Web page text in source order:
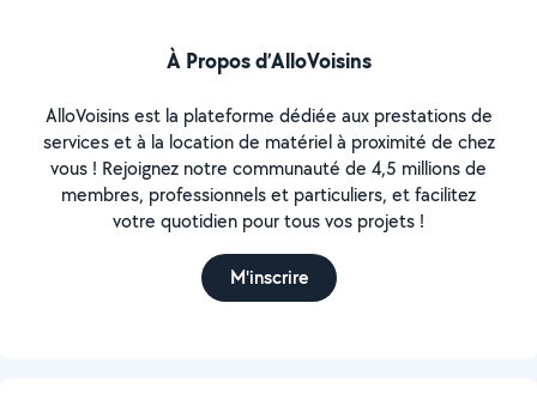
À Propos d’AlloVoisins
AlloVoisins est la plateforme dédiée aux prestations de
services et à la location de matériel à proximité de chez
vous ! Rejoignez notre communauté de 4,5 millions de
membres, professionnels et particuliers, et facilitez
votre quotidien pour tous vos projets !
M'inscrire